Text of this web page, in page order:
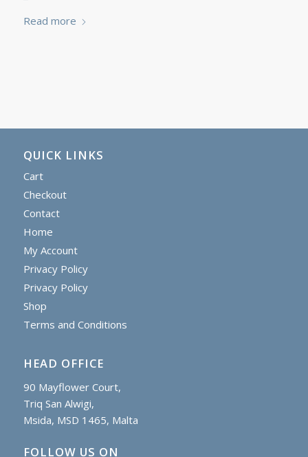
Read more
QUICK LINKS
Cart
Checkout
Contact
Home
My Account
Privacy Policy
Privacy Policy
Shop
Terms and Conditions
HEAD OFFICE
90 Mayflower Court,
Triq San Alwigi,
Msida, MSD 1465, Malta
FOLLOW US ON